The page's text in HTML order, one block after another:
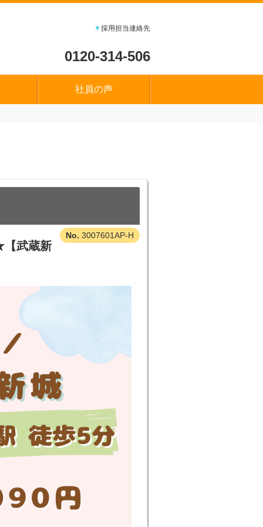
▼採用担当連絡先
0120-314-506
社員の声
3007601AP-H
【武蔵新